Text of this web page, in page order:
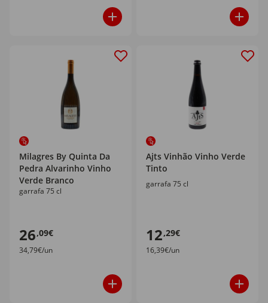
Milagres By Quinta Da
Pedra Alvarinho Vinho
Verde Branco
garrafa 75 cl
26,09€
34,79€/un
Ajts Vinhão Vinho Verde
Tinto
garrafa 75 cl
12,29€
16,39€/un